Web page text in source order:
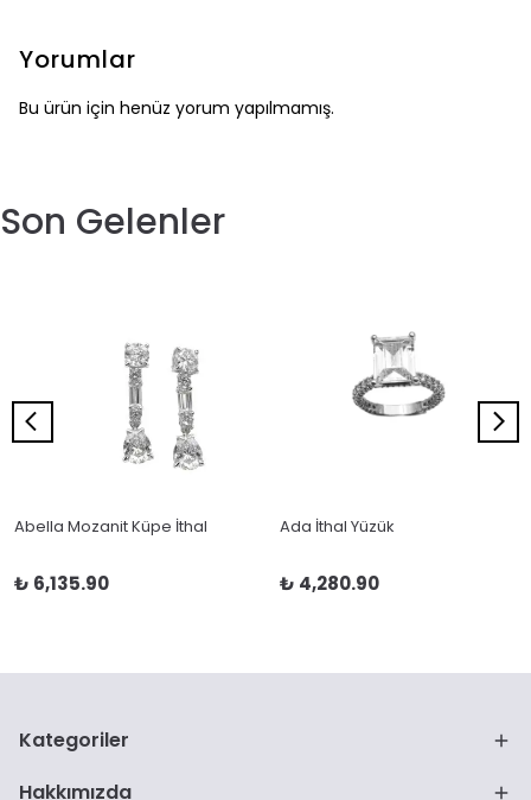
Yorumlar
Bu ürün için henüz yorum yapılmamış.
Son Gelenler
Abella Mozanit Küpe İthal
₺ 6,135.90
Ada İthal Yüzük
₺ 4,280.90
Kategoriler
Hakkımızda